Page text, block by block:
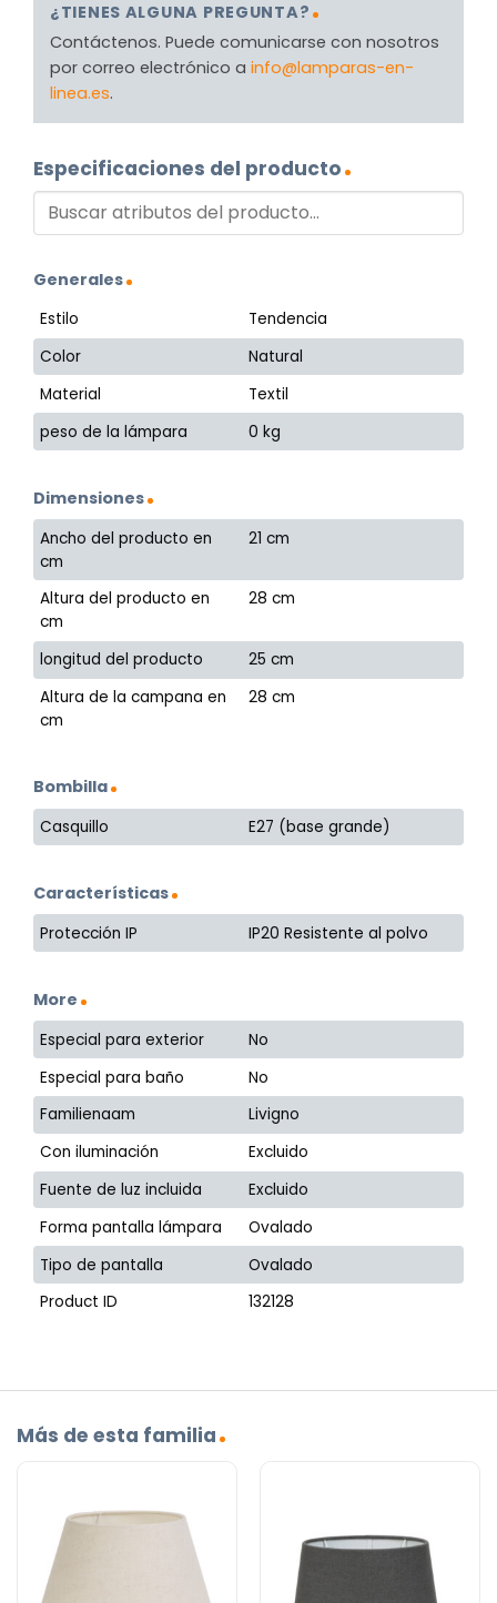
¿TIENES ALGUNA PREGUNTA?
Contáctenos. Puede comunicarse con nosotros
por correo electrónico a info@lamparas-en-
linea.es.
Especificaciones del producto
Generales
Estilo
Tendencia
Color
Natural
Material
Textil
peso de la lámpara
0 kg
Dimensiones
Ancho del producto en
cm
21 cm
Altura del producto en
cm
28 cm
longitud del producto
25 cm
Altura de la campana en
cm
28 cm
Bombilla
Casquillo E27 (base grande)
Características
Protección IP IP20 Resistente al polvo
More
Especial para exterior
No
Especial para baño
No
Familienaam
Livigno
Con iluminación
Excluido
Fuente de luz incluida
Excluido
Forma pantalla lámpara
Ovalado
Tipo de pantalla
Ovalado
Product ID
132128
Más de esta familia